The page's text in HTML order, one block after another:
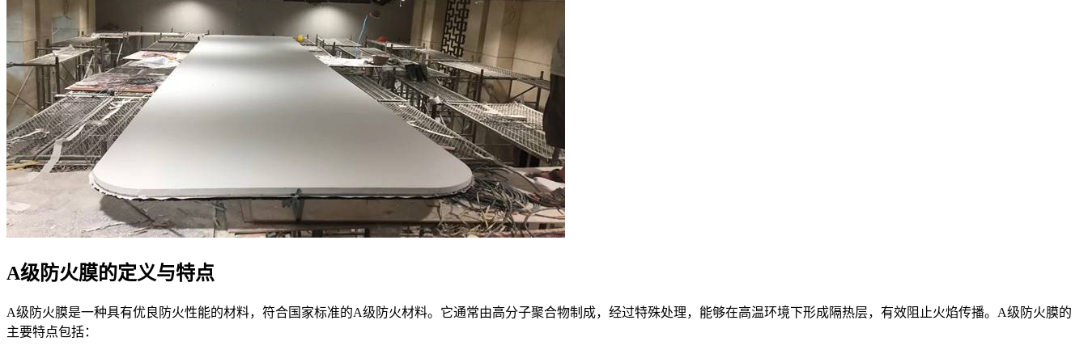
A级防火膜的定义与特点
A级防火膜是一种具有优良防火性能的材料，符合国家标准的A级防火材料。它通常由高分子聚合物制成，经过特殊处理，能够在高温环境下形成隔热层，有效阻止火焰传播。A级防火膜的
主要特点包括：